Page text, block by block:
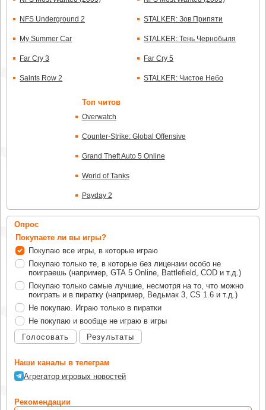
NFS Underground 2
My Summer Car
Far Cry 3
Saints Row 2
STALKER: Зов Припяти
STALKER: Тень Чернобыля
Far Cry 5
STALKER: Чистое Небо
Топ читов
Overwatch
Counter-Strike: Global Offensive
Grand Theft Auto 5 Online
World of Tanks
Payday 2
Опрос
Покупаете ли вы игры?
Покупаю все игры, в которые играю
Покупаю только те, в которые без лицензии особо не
поиграешь (например, GTA 5 Online, Battlefield, COD и т.д.)
Покупаю только самые лучшие, несмотря на то, что можно
поиграть и в пиратку (например, Ведьмак 3, CS 1.6 и т.д.)
Не покупаю. Играю только в пиратки
Не покупаю и вообще не играю в игры
Голосовать
Результаты
Наши каналы в телеграм
Агрегатор игровых новостей
Рекомендации